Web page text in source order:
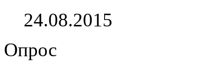
24.08.2015
Опрос